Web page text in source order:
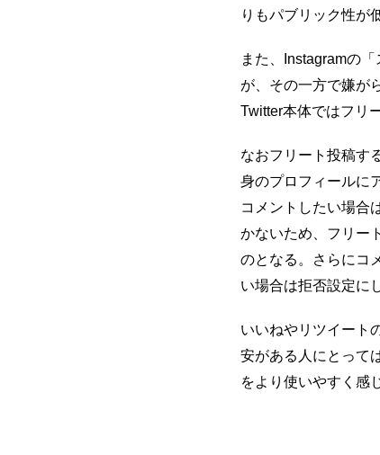
りもパブリック性が
また、Instagramの
が、その一方で嫌が
Twitter本体ではフリ
なおフリート投稿す
身のプロフィールに
コメントしたい場合
かないため、フリー
のとなる。さらにコ
い場合は拒否設定に
いいねやリツイート
安がある人にとって
をより使いやすく感